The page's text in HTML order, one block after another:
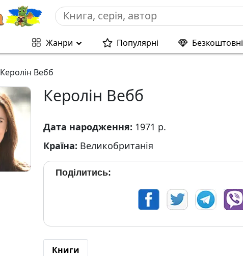
Жанри Популярні Безкоштовні
Керолін Вебб
Керолін Вебб
Дата народження: 1971 р.
Країна: Великобританія
Поділитись:
Книги